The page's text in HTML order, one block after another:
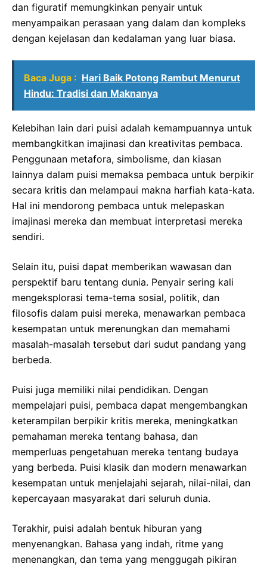
dan figuratif memungkinkan penyair untuk
menyampaikan perasaan yang dalam dan kompleks
dengan kejelasan dan kedalaman yang luar biasa.
Baca Juga : Hari Baik Potong Rambut Menurut
Hindu: Tradisi dan Maknanya
Kelebihan lain dari puisi adalah kemampuannya untuk
membangkitkan imajinasi dan kreativitas pembaca.
Penggunaan metafora, simbolisme, dan kiasan
lainnya dalam puisi memaksa pembaca untuk berpikir
secara kritis dan melampaui makna harfiah kata-kata.
Hal ini mendorong pembaca untuk melepaskan
imajinasi mereka dan membuat interpretasi mereka
sendiri.
Selain itu, puisi dapat memberikan wawasan dan
perspektif baru tentang dunia. Penyair sering kali
mengeksplorasi tema-tema sosial, politik, dan
filosofis dalam puisi mereka, menawarkan pembaca
kesempatan untuk merenungkan dan memahami
masalah-masalah tersebut dari sudut pandang yang
berbeda.
Puisi juga memiliki nilai pendidikan. Dengan
mempelajari puisi, pembaca dapat mengembangkan
keterampilan berpikir kritis mereka, meningkatkan
pemahaman mereka tentang bahasa, dan
memperluas pengetahuan mereka tentang budaya
yang berbeda. Puisi klasik dan modern menawarkan
kesempatan untuk menjelajahi sejarah, nilai-nilai, dan
kepercayaan masyarakat dari seluruh dunia.
Terakhir, puisi adalah bentuk hiburan yang
menyenangkan. Bahasa yang indah, ritme yang
menenangkan, dan tema yang menggugah pikiran